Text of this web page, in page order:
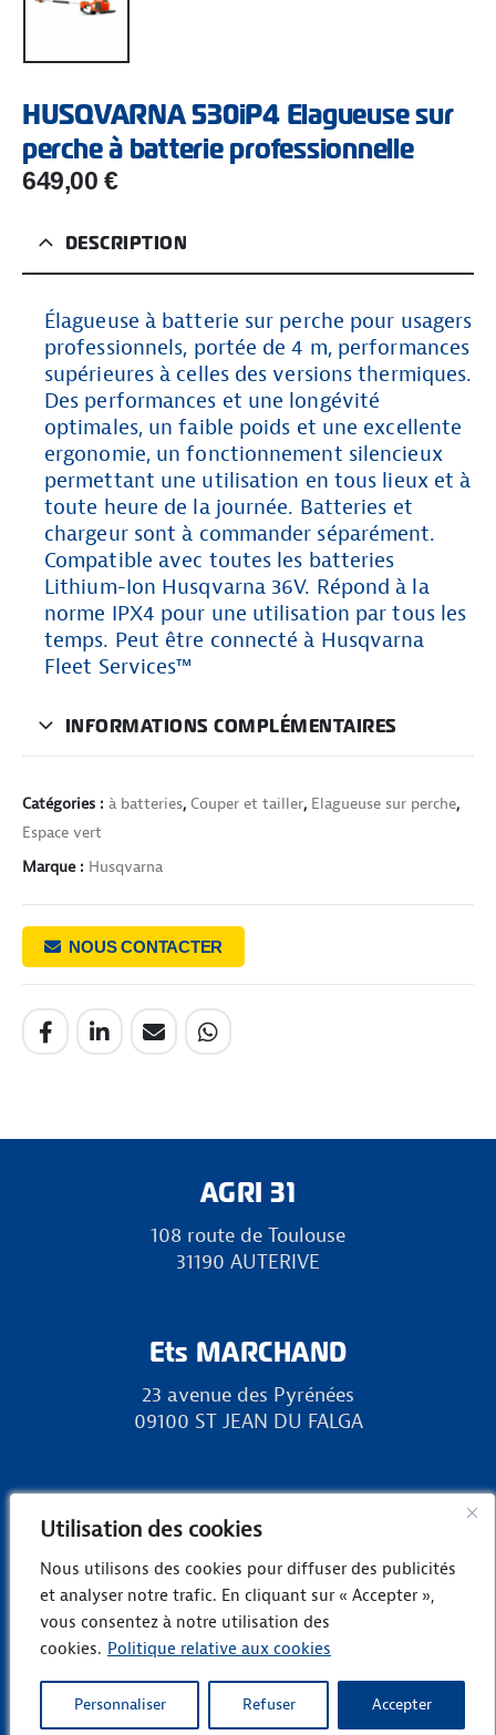
Utilisation des cookies
Nous utilisons des cookies pour diffuser des publicités
et analyser notre trafic. En cliquant sur « Accepter »,
vous consentez à notre utilisation des
cookies. Politique relative aux cookies
Personnaliser Refuser Accepter
HUSQVARNA 530iP4 Elagueuse sur
perche à batterie professionnelle
649,00 €
DESCRIPTION
Élagueuse à batterie sur perche pour usagers
professionnels, portée de 4 m, performances
supérieures à celles des versions thermiques.
Des performances et une longévité
optimales, un faible poids et une excellente
ergonomie, un fonctionnement silencieux
permettant une utilisation en tous lieux et à
toute heure de la journée. Batteries et
chargeur sont à commander séparément.
Compatible avec toutes les batteries
Lithium-Ion Husqvarna 36V. Répond à la
norme IPX4 pour une utilisation par tous les
temps. Peut être connecté à Husqvarna
Fleet Services™
INFORMATIONS COMPLÉMENTAIRES
Catégories : à batteries, Couper et tailler, Elagueuse sur perche,
Espace vert
Marque : Husqvarna
NOUS CONTACTER
AGRI 31
108 route de Toulouse
31190 AUTERIVE
Ets MARCHAND
23 avenue des Pyrénées
09100 ST JEAN DU FALGA
RURAL 31
31800 LANDORTHE
Copyright © Groupe Marchand -Mentions
légales- Politique de confidentialité